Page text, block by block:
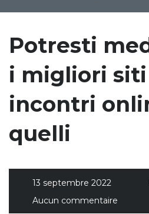
Potresti
i migliori
incontri
quelli
13 septembre 2022
Aucun commentaire